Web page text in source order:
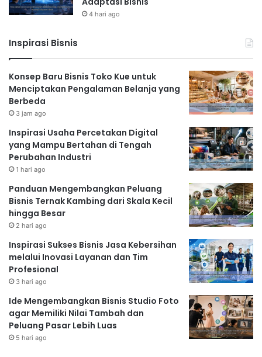
4 hari ago
Inspirasi Bisnis
Konsep Baru Bisnis Toko Kue untuk
Menciptakan Pengalaman Belanja yang
Berbeda
3 jam ago
Inspirasi Usaha Percetakan Digital
yang Mampu Bertahan di Tengah
Perubahan Industri
1 hari ago
Panduan Mengembangkan Peluang
Bisnis Ternak Kambing dari Skala Kecil
hingga Besar
2 hari ago
Inspirasi Sukses Bisnis Jasa Kebersihan
melalui Inovasi Layanan dan Tim
Profesional
3 hari ago
Ide Mengembangkan Bisnis Studio Foto
agar Memiliki Nilai Tambah dan
Peluang Pasar Lebih Luas
5 hari ago